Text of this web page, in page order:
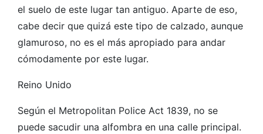
el suelo de este lugar tan antiguo. Aparte de eso,
cabe decir que quizá este tipo de calzado, aunque
glamuroso, no es el más apropiado para andar
cómodamente por este lugar.
Reino Unido
Según el Metropolitan Police Act 1839, no se
puede sacudir una alfombra en una calle principal.